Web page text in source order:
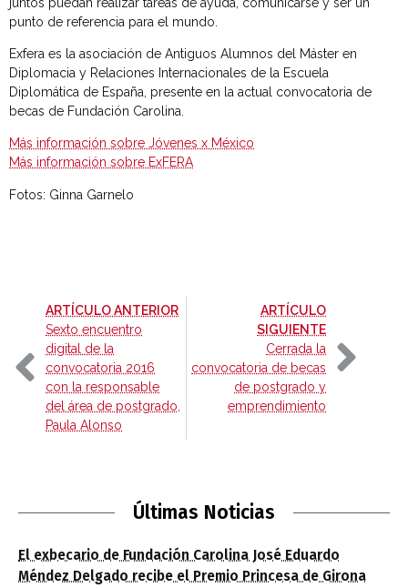
punto de referencia para el mundo.
Exfera es la asociación de Antiguos Alumnos del Máster en
Diplomacia y Relaciones Internacionales de la Escuela
Diplomática de España, presente en la actual convocatoria de
becas de Fundación Carolina.
Más información sobre Jóvenes x México
Más información sobre ExFERA
Fotos: Ginna Garnelo
ARTÍCULO ANTERIOR-
Sexto encuentro
digital de la
convocatoria 2016
con la responsable
del área de postgrado,
Paula Alonso
ARTÍCULO
SIGUIENTE-
Cerrada la
convocatoria de becas
de postgrado y
emprendimiento
Últimas Noticias
El exbecario de Fundación Carolina José Eduardo
Méndez Delgado recibe el Premio Princesa de Girona